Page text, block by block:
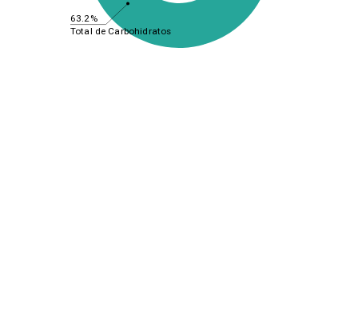
63.2%
Total de Carbohidratos